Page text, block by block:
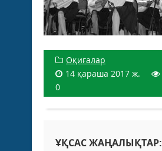
Оқиғалар
14 қараша 2017 ж.
0
ҰҚСАС ЖАҢАЛЫҚТАР: